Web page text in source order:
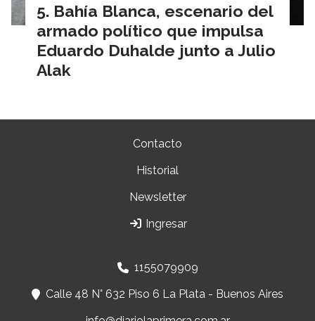
Bahía Blanca, escenario del
armado político que impulsa
Eduardo Duhalde junto a Julio
Alak
Contacto
Historial
Newsletter
Ingresar
1155079909
Calle 48 N° 632 Piso 6 La Plata - Buenos Aires